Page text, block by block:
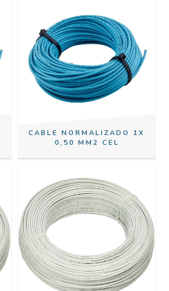
CABLE NORMALIZADO 1X
0,50 MM2 CEL